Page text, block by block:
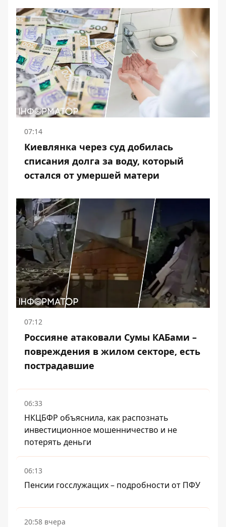
07:14
Киевлянка через суд добилась
списания долга за воду, который
остался от умершей матери
07:12
Россияне атаковали Сумы КАБами –
повреждения в жилом секторе, есть
пострадавшие
06:33
НКЦБФР объяснила, как распознать
инвестиционное мошенничество и не
потерять деньги
06:13
Пенсии госслужащих – подробности от ПФУ
20:58 вчера